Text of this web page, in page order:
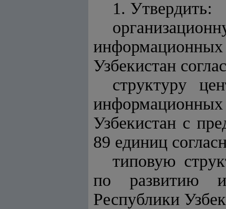
1. Утвердить:
Узбекистан
структуру
Узбекистан с
89 единиц
типовую
по развитию
Республики